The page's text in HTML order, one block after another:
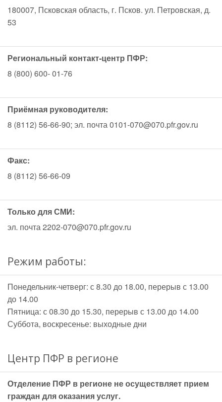
180007, Псковская область, г. Псков. ул. Петровская, д.
53
Региональный контакт-центр ПФР:
8 (800) 600- 01-76
Приёмная руководителя:
8 (8112) 56-66-90; эл. почта 0101-070@070.pfr.gov.ru
Факс:
8 (8112) 56-66-09
Только для СМИ:
эл. почта 2202-070@070.pfr.gov.ru
Режим работы:
Понедельник-четверг: с 8.30 до 18.00, перерыв с 13.00
до 14.00
Пятница: с 08.30 до 15.30, перерыв с 13.00 до 14.00
Суббота, воскресенье: выходные дни
Центр ПФР в регионе
Отделение ПФР в регионе не осуществляет прием
граждан для оказания услуг.